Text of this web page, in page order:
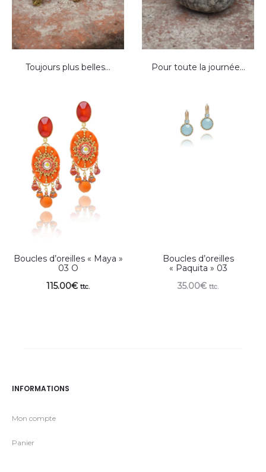
Toujours plus belles… Pour toute la journée…
Boucles d’oreilles « Maya »
03 O
115.00€ ttc.
Boucles d’oreilles
« Paquita » 03
35.00€ ttc.
INFORMATIONS
Mon compte
Panier